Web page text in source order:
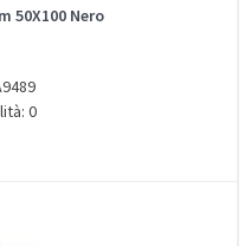
50X100 Nero
0